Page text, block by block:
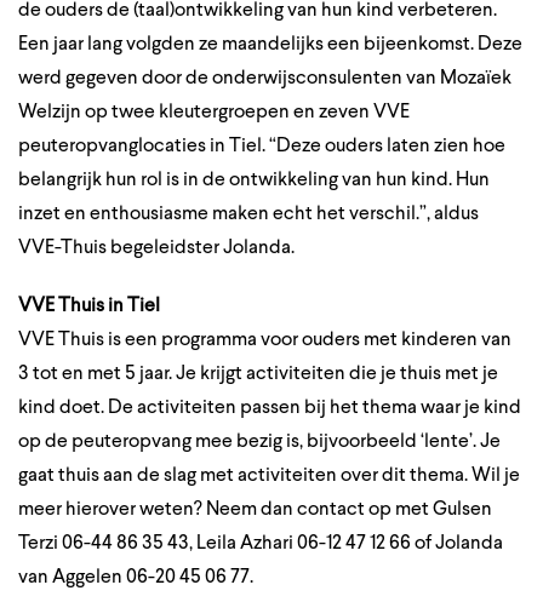
de ouders de (taal)ontwikkeling van hun kind verbeteren.
Een jaar lang volgden ze maandelijks een bijeenkomst. Deze
werd gegeven door de onderwijsconsulenten van Mozaïek
Welzijn op twee kleutergroepen en zeven VVE
peuteropvanglocaties in Tiel. “Deze ouders laten zien hoe
belangrijk hun rol is in de ontwikkeling van hun kind. Hun
inzet en enthousiasme maken echt het verschil.”, aldus
VVE-Thuis begeleidster Jolanda.
VVE Thuis in Tiel
VVE Thuis is een programma voor ouders met kinderen van
3 tot en met 5 jaar. Je krijgt activiteiten die je thuis met je
kind doet. De activiteiten passen bij het thema waar je kind
op de peuteropvang mee bezig is, bijvoorbeeld ‘lente’. Je
gaat thuis aan de slag met activiteiten over dit thema. Wil je
meer hierover weten? Neem dan contact op met Gulsen
Terzi 06-44 86 35 43, Leila Azhari 06-12 47 12 66 of Jolanda
van Aggelen 06-20 45 06 77.